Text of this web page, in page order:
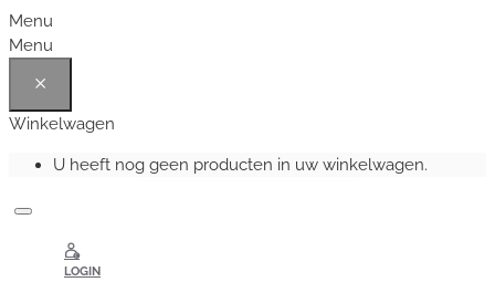
Menu
Menu
Winkelwagen
U heeft nog geen producten in uw winkelwagen.
LOGIN